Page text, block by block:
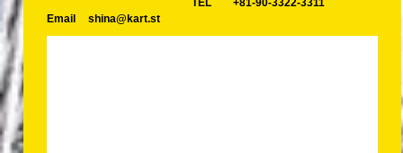
टोक्यो शिबुया एनेक्स
Email
shina@kart.st